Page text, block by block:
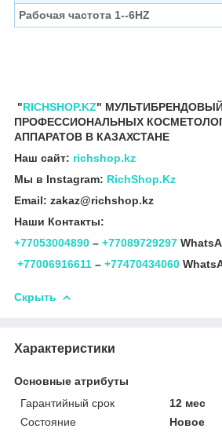
Рабочая частота 1--6HZ
"RICHSHOP.KZ"
ПРОФЕССИОНАЛЬНЫХ
АППАРАТОВ В КАЗАХСТАНЕ
Наш сайт: richshop.kz
Мы в Instagram: RichShop.Kz
Email: zakaz@richshop.kz
Наши Контакты:
+77053004890 – +77089729297
+77006916611 – +77470434060
Скрыть
Характеристики
Основные атрибуты
Гарантийный срок
12 мес
Состояние
Новое